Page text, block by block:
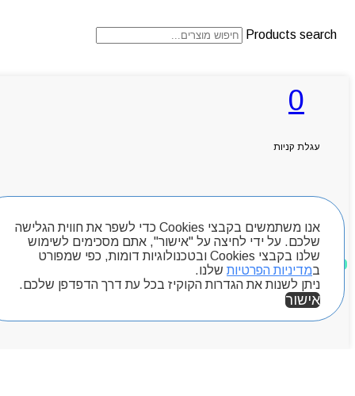
אנו משתמשים בקבצי Cookies כדי לשפר את חווית הגלישה
שלכם. על ידי לחיצה על "אישור", אתם מסכימים לשימוש
שלנו בקבצי Cookies ובטכנולוגיות דומות, כפי שמפורט
במדיניות הפרטיות שלנו.
ניתן לשנות את הגדרות הקוקיז בכל עת דרך הדפדפן שלכם.
אישור
0
עגלת קניות
חיפוש מוצרים
מוצרים שאהבתי
Products search
ראשי
המגזין